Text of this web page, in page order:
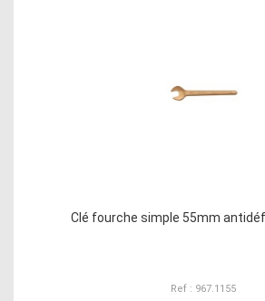
Clé fourche simple 55mm
Ref : 967.1155